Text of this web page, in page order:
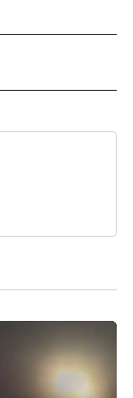
NOTIFICATIONS ABOUT